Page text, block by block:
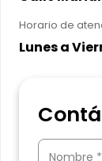
Horario de
Lunes a